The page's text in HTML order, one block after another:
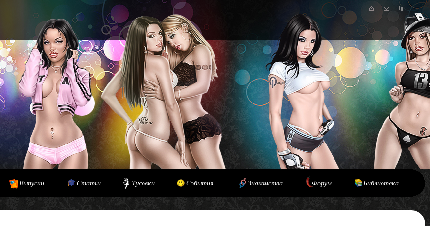
Выпуски Статьи Тусовки События Знакомства Форум Библиотека